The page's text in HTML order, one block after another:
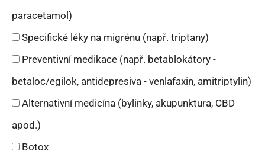
paracetamol)
Specifické léky na migrénu (např. triptany)
Preventivní medikace (např. betablokátory -
betaloc/egilok, antidepresiva - venlafaxin, amitriptylin)
Alternativní medicína (bylinky, akupunktura, CBD
apod.)
Botox